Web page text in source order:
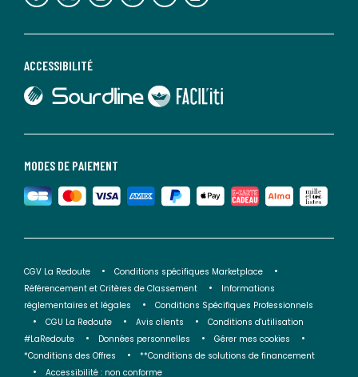
MODES DE PAIEMENT
ACCESSIBILITÉ
lien vers Sourdline
lien vers Faciliti
CGV La Redoute
Conditions spécifiques Marketplace
Référencement et Critères de Classement
Informations
réglementaires et légales
Conditions Spécifiques Professionnels
CGU La Redoute
Avis clients
Conditions d'utilisation
#LaRedoute
Données personnelles
Gérer mes cookies
*Conditions des Offres
**Conditions de solutions de financement
Accessibilité : non conforme